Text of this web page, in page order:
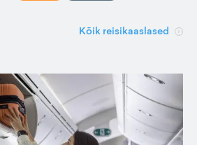
Kõik reisikaaslased